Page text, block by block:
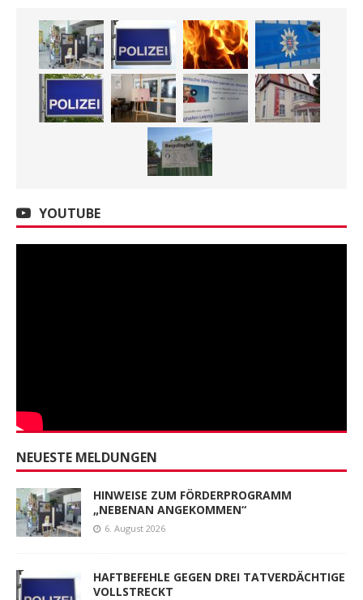
YOUTUBE
NEUESTE MELDUNGEN
HINWEISE ZUM FÖRDERPROGRAMM
„NEBENAN ANGEKOMMEN“
6. August 2026
HAFTBEFEHLE GEGEN DREI TATVERDÄCHTIGE
VOLLSTRECKT